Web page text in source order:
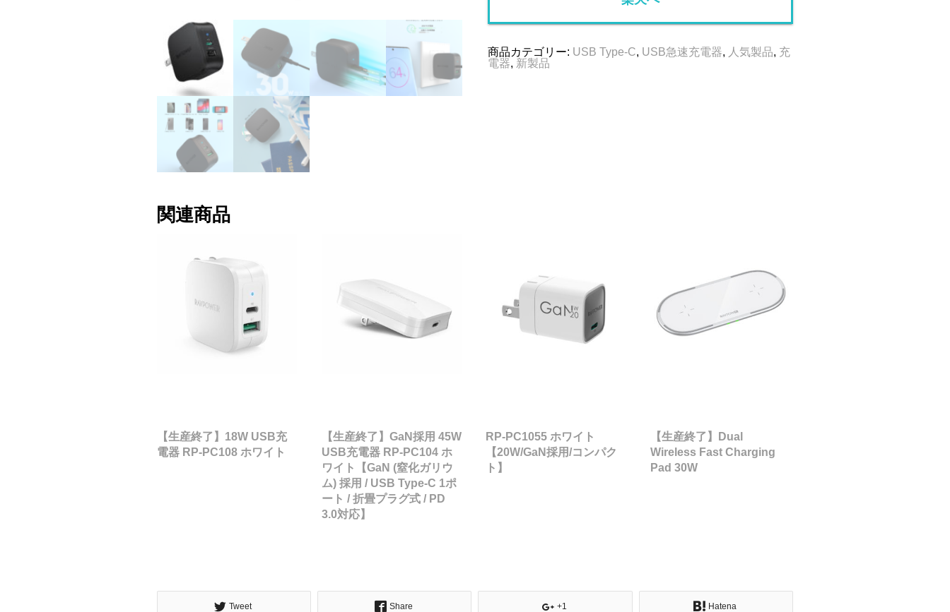
商品カテゴリー: USB Type-C, USB急速充電器, 人気製品, 充
電器, 新製品
関連商品
【生産終了】18W USB充
電器 RP-PC108 ホワイト
【生産終了】GaN採用 45W
USB充電器 RP-PC104 ホ
ワイト【GaN (窒化ガリウ
ム) 採用 / USB Type-C 1ポ
ート / 折畳プラグ式 / PD
3.0対応】
RP-PC1055 ホワイト
【20W/GaN採用/コンパク
ト】
【生産終了】Dual
Wireless Fast Charging
Pad 30W
Tweet Share +1 Hatena